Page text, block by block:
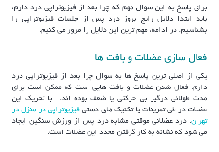
برای پاسخ به این سوال مهم که چرا بعد از فیزیوتراپی درد دارم،
باید ابتدا دلایل رایج بروز درد پس از جلسات فیزیوتراپی را
بشناسیم. در ادامه، مهم ترین این دلایل را مرور می کنیم.
فعال سازی عضلات و بافت ها
یکی از اصلی ترین پاسخ ها به سوال چرا بعد از فیزیوتراپی درد
دارم، فعال شدن عضلات و بافت هایی است که ممکن است برای
مدت طولانی درگیر بی حرکتی یا ضعف بوده اند. با تحریک این
عضلات در طی تمرینات یا تکنیک های دستی فیزیوتراپی در منزل در
تهران، درد عضلانی موقتی مشابه درد پس از ورزش سنگین ایجاد
می شود که نشانه به کار گرفتن مجدد این عضلات است.